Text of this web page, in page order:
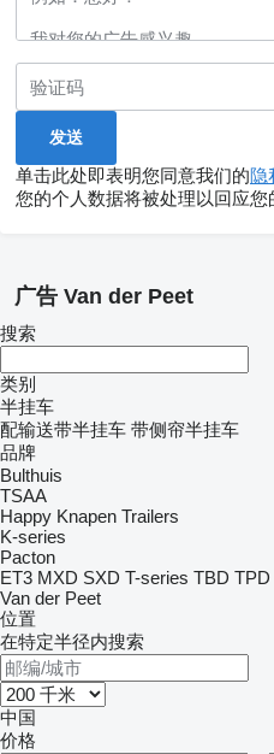
单击此处即表明您同意我们的隐
您的个人数据将被处理以回应您
广告 Van der Peet
搜索
类别
半挂车
配输送带半挂车 带侧帘半挂车
品牌
Bulthuis
TSAA
Happy Knapen Trailers
K-series
Pacton
ET3 MXD SXD T-series TBD TPD
Van der Peet
位置
在特定半径内搜索
中国
价格